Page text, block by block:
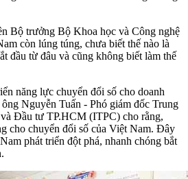
Bộ trưởng Bộ Khoa học và Công nghệ
còn lúng túng, chưa biết thế nào là
đầu từ đâu và cũng không biết làm thế
năng lực chuyển đổi số cho doanh
Nguyễn Tuấn - Phó giám đốc Trung
Đầu tư TP.HCM (ITPC) cho rằng,
cho chuyển đổi số của Việt Nam. Đây
phát triển đột phá, nhanh chóng bắt